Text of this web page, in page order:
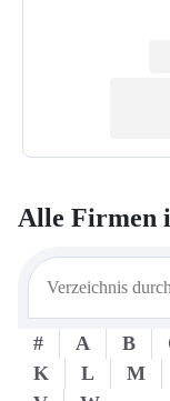
Alle Firmen
# A B
K
L M